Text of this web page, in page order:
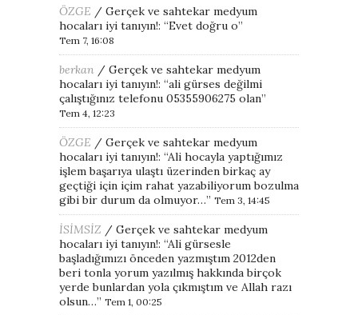
ÖZGE / Gerçek ve sahtekar medyum
hocaları iyi tanıyın!: “Evet doğru o”
Tem 7, 16:08
berkan / Gerçek ve sahtekar medyum
hocaları iyi tanıyın!: “ali gürses değilmi
çalıştığınız telefonu 05355906275 olan”
Tem 4, 12:23
ÖZGE / Gerçek ve sahtekar medyum
hocaları iyi tanıyın!: “Ali hocayla yaptığımız
işlem başarıya ulaştı üzerinden birkaç ay
geçtiği için içim rahat yazabiliyorum bozulma
gibi bir durum da olmuyor…” Tem 3, 14:45
İSİMSİZ / Gerçek ve sahtekar medyum
hocaları iyi tanıyın!: “Ali gürsesle
başladığımızı önceden yazmıştım 2012den
beri tonla yorum yazılmış hakkında birçok
yerde bunlardan yola çıkmıştım ve Allah razı
olsun…” Tem 1, 00:25